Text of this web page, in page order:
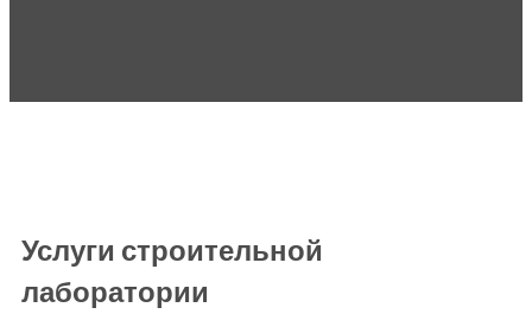
Услуги строительной
лаборатории